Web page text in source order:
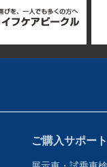
ご購入サポート